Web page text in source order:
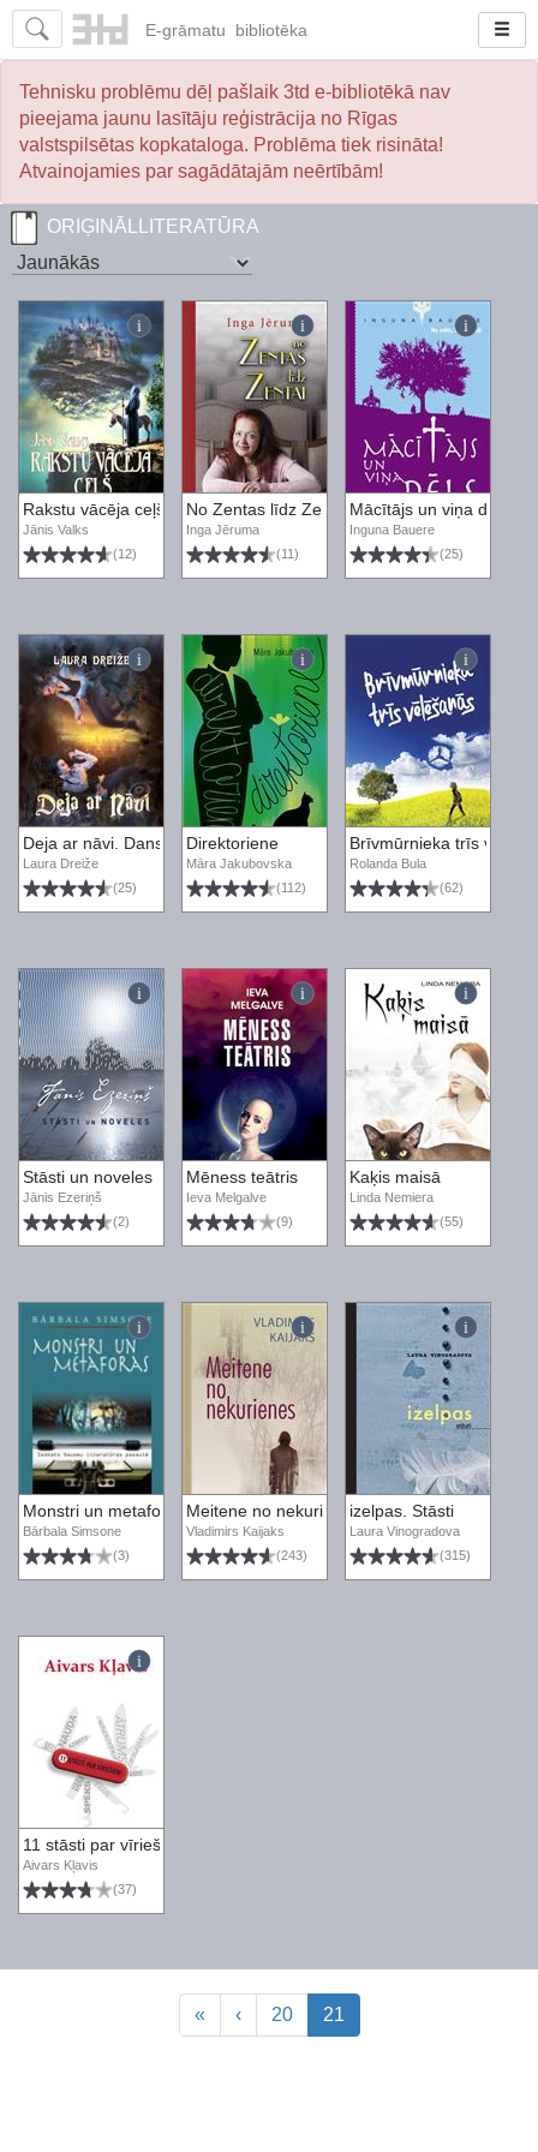
E-grāmatu bibliotēka
Tehnisku problēmu dēļ pašlaik 3td e-bibliotēkā nav
pieejama jaunu lasītāju reģistrācija no Rīgas
valstspilsētas kopkataloga. Problēma tiek risināta!
Atvainojamies par sagādātajām neērtībām!
ORIĢINĀLLITERATŪRA
Rakstu vācēja ceļš
Jānis Valks
(12)
No Zentas līdz Zentai
Inga Jēruma
(11)
Mācītājs un viņa dēls
Inguna Bauere
(25)
Deja ar nāvi. Danse Macabre 1
Laura Dreiže
(25)
Direktoriene
Māra Jakubovska
(112)
Brīvmūrnieka trīs
Rolanda Bula
(62)
Stāsti un noveles
Jānis Ezeriņš
(2)
Mēness teātris
Ieva Melgalve
(9)
Kaķis maisā
Linda Nemiera
(55)
Monstri un metaforas: ieskats šausmu literatūras pasaulē
Bārbala Simsone
(3)
Meitene no nekurienes
Vladimirs Kaijaks
(243)
izelpas. Stāsti
Laura Vinogradova
(315)
11 stāsti par vīriešiem
Aivars Kļavis
(37)
« ‹ 20 21